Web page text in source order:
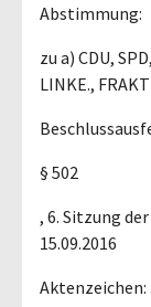
Abstimmung:
zu a) CDU,
LINKE.,
§ 502
, 6. Sitzung
15.09.2016
Aktenzeichen: